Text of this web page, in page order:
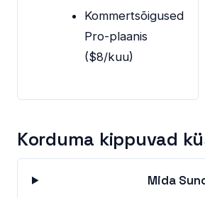
Kommertsõigused
Pro-plaanis
($8/kuu)
Korduma kippuvad
Mida